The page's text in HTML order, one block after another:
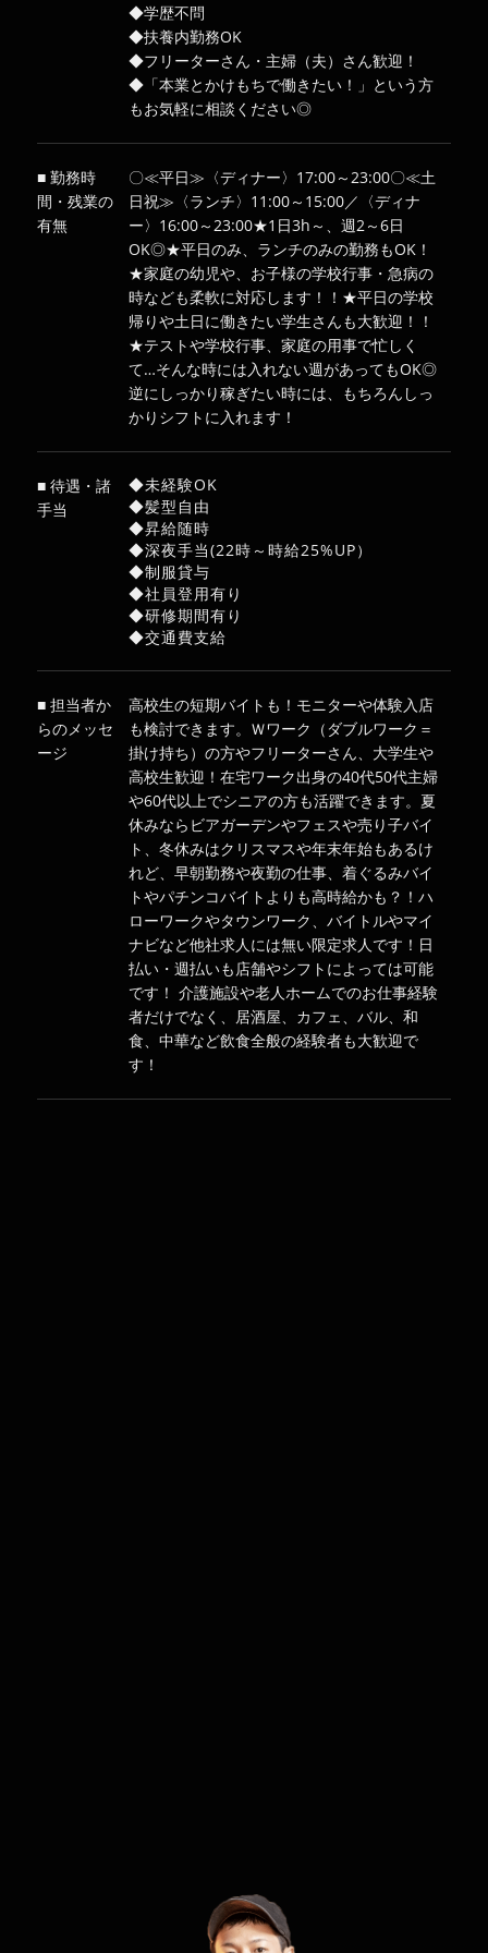
◆学歴不問
◆扶養内勤務OK
◆フリーターさん・主婦（夫）さん歓迎！
◆「本業とかけもちで働きたい！」という方
もお気軽に相談ください◎
■ 勤務時
間・残業の
有無
〇≪平日≫〈ディナー〉17:00～23:00〇≪土
日祝≫〈ランチ〉11:00～15:00／〈ディナ
ー〉16:00～23:00★1日3h～、週2～6日
OK◎★平日のみ、ランチのみの勤務もOK！
★家庭の幼児や、お子様の学校行事・急病の
時なども柔軟に対応します！！★平日の学校
帰りや土日に働きたい学生さんも大歓迎！！
★テストや学校行事、家庭の用事で忙しく
て…そんな時には入れない週があってもOK◎
逆にしっかり稼ぎたい時には、もちろんしっ
かりシフトに入れます！
■ 待遇・諸
手当
◆未経験OK
◆髪型自由
◆昇給随時
◆深夜手当(22時～時給25%UP）
◆制服貸与
◆社員登用有り
◆研修期間有り
◆交通費支給
■ 担当者か
らのメッセ
ージ
高校生の短期バイトも！モニターや体験入店
も検討できます。Ｗワーク（ダブルワーク＝
掛け持ち）の方やフリーターさん、大学生や
高校生歓迎！在宅ワーク出身の40代50代主婦
や60代以上でシニアの方も活躍できます。夏
休みならビアガーデンやフェスや売り子バイ
ト、冬休みはクリスマスや年末年始もあるけ
れど、早朝勤務や夜勤の仕事、着ぐるみバイ
トやパチンコバイトよりも高時給かも？！ハ
ローワークやタウンワーク、バイトルやマイ
ナビなど他社求人には無い限定求人です！日
払い・週払いも店舗やシフトによっては可能
です！ 介護施設や老人ホームでのお仕事経験
者だけでなく、居酒屋、カフェ、バル、和
食、中華など飲食全般の経験者も大歓迎で
す！